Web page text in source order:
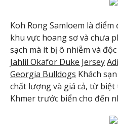
Koh Rong Samloem là
khu vực hoang sơ và chưa
sạch mà ít bị ô nhiễm và
Jahlil Okafor Duke Jersey
Georgia Bulldogs Khách
chất lượng và giá cả, từ
Khmer trước biển cho đến